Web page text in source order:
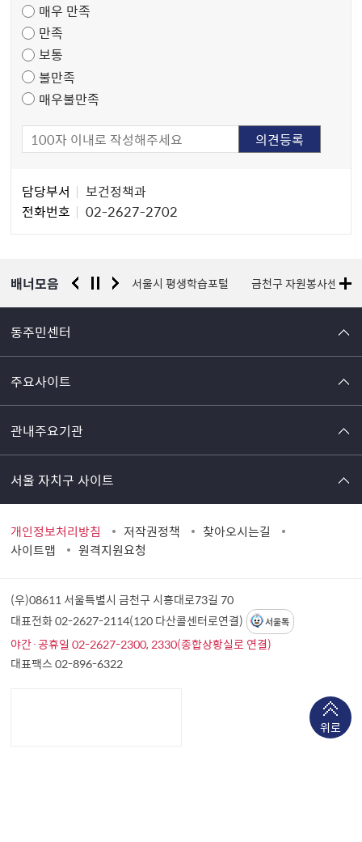
도
조
사
매우 만족
만족
보통
불만족
매우불만족
자
담당부서
보건정책과
전화번호
02-2627-2702
배너모음
경찰청 유실물 통합포털 서울시 평생학습포털 금천구 자원봉사센터
동주민센터
주요사이트
관내주요기관
서울 자치구 사이트
개인정보처리방침 저작권정책
찾아오시는길
사이트맵
원격지원요청
위로
(우)08611 서울특별시 금천구 시흥대로73길 70
대표전화 02-2627-2114(120 다산콜센터로연결)
서울톡
야간·공휴일 02-2627-2300, 2330(종합상황실로 연결)
대표팩스 02-896-6322